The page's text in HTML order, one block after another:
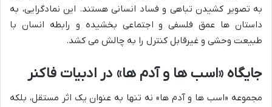
به تصویر کشیدن تباهی و فساد انسانی هستند. این نمادگرایی، به
داستان ها عمق فلسفی و اجتماعی بخشیده و رابطه انسان با
طبیعت وحشی و غیرقابل کنترل را به چالش می کشد.
جایگاه «اسب ها و آدم ها» در ادبیات فاکنر
مجموعه «اسب ها و آدم ها» نه تنها به عنوان یک اثر مستقل، بلکه